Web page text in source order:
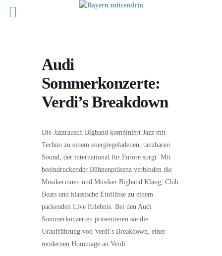
Audi
Sommerkonzerte:
Verdi’s Breakdown
Die Jazzrausch Bigband kombiniert Jazz mit
Techno zu einem energiegeladenen, tanzbaren
Sound, der international für Furore sorgt. Mit
beeindruckender Bühnenpräsenz verbinden die
Musikerinnen und Musiker Bigband Klang, Club
Beats und klassische Einflüsse zu einem
packenden Live Erlebnis. Bei den Audi
Sommerkonzerten präsentieren sie die
Uraufführung von Verdi’s Breakdown, einer
modernen Hommage an Verdi.